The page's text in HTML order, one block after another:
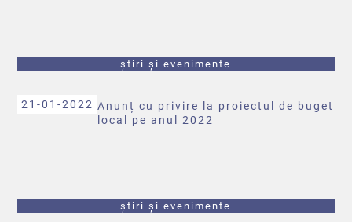
știri și evenimente
21-01-2022 Anunț cu privire la proiectul de buget
local pe anul 2022
știri și evenimente